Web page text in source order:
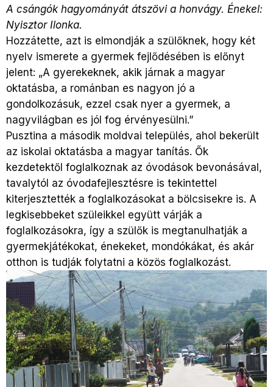
A csángók hagyományát átszövi a honvágy. Énekel:
Nyisztor Ilonka.
Hozzátette, azt is elmondják a szülőknek, hogy két
nyelv ismerete a gyermek fejlődésében is előnyt
jelent: „A gyerekeknek, akik járnak a magyar
oktatásba, a románban es nagyon jó a
gondolkozásuk, ezzel csak nyer a gyermek, a
nagyvilágban es jól fog érvényesülni.”
Pusztina a második moldvai település, ahol bekerült
az iskolai oktatásba a magyar tanítás. Ők
kezdetektől foglalkoznak az óvodások bevonásával,
tavalytól az óvodafejlesztésre is tekintettel
kiterjesztették a foglalkozásokat a bölcsisekre is. A
legkisebbeket szüleikkel együtt várják a
foglalkozásokra, így a szülők is megtanulhatják a
gyermekjátékokat, énekeket, mondókákat, és akár
otthon is tudják folytatni a közös foglalkozást.